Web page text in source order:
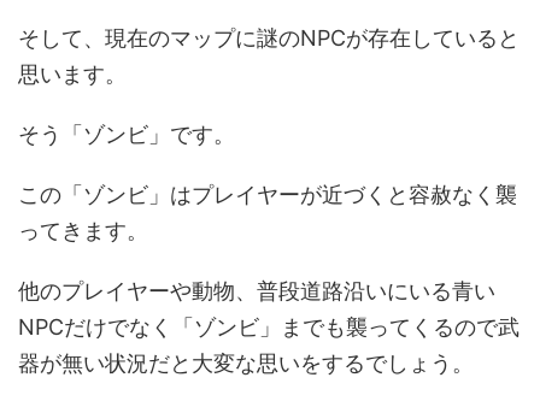
そして、現在のマップに謎のNPCが存在していると
思います。
そう「ゾンビ」です。
この「ゾンビ」はプレイヤーが近づくと容赦なく襲
ってきます。
他のプレイヤーや動物、普段道路沿いにいる青い
NPCだけでなく「ゾンビ」までも襲ってくるので武
器が無い状況だと大変な思いをするでしょう。